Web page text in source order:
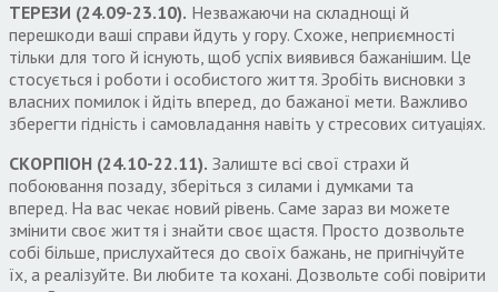
ТЕРЕЗИ (24.09-23.10). Незважаючи на складнощі й
перешкоди ваші справи йдуть у гору. Схоже, неприємності
тільки для того й існують, щоб успіх виявився бажанішим. Це
стосується і роботи і особистого життя. Зробіть висновки з
власних помилок і йдіть вперед, до бажаної мети. Важливо
зберегти гідність і самовладання навіть у стресових ситуаціях.
СКОРПІОН (24.10-22.11). Залиште всі свої страхи й
побоювання позаду, зберіться з силами і думками та
вперед. На вас чекає новий рівень. Саме зараз ви можете
змінити своє життя і знайти своє щастя. Просто дозвольте
собі більше, прислухайтеся до своїх бажань, не пригнічуйте
їх, а реалізуйте. Ви любите та кохані. Дозвольте собі повірити